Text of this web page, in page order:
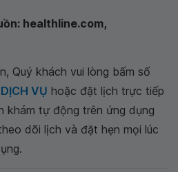
healthline.com,
Quý khách vui lòng bấm số
VỤ hoặc đặt lịch trực tiếp
khám tự động trên ứng dụng
dõi lịch và đặt hẹn mọi lúc